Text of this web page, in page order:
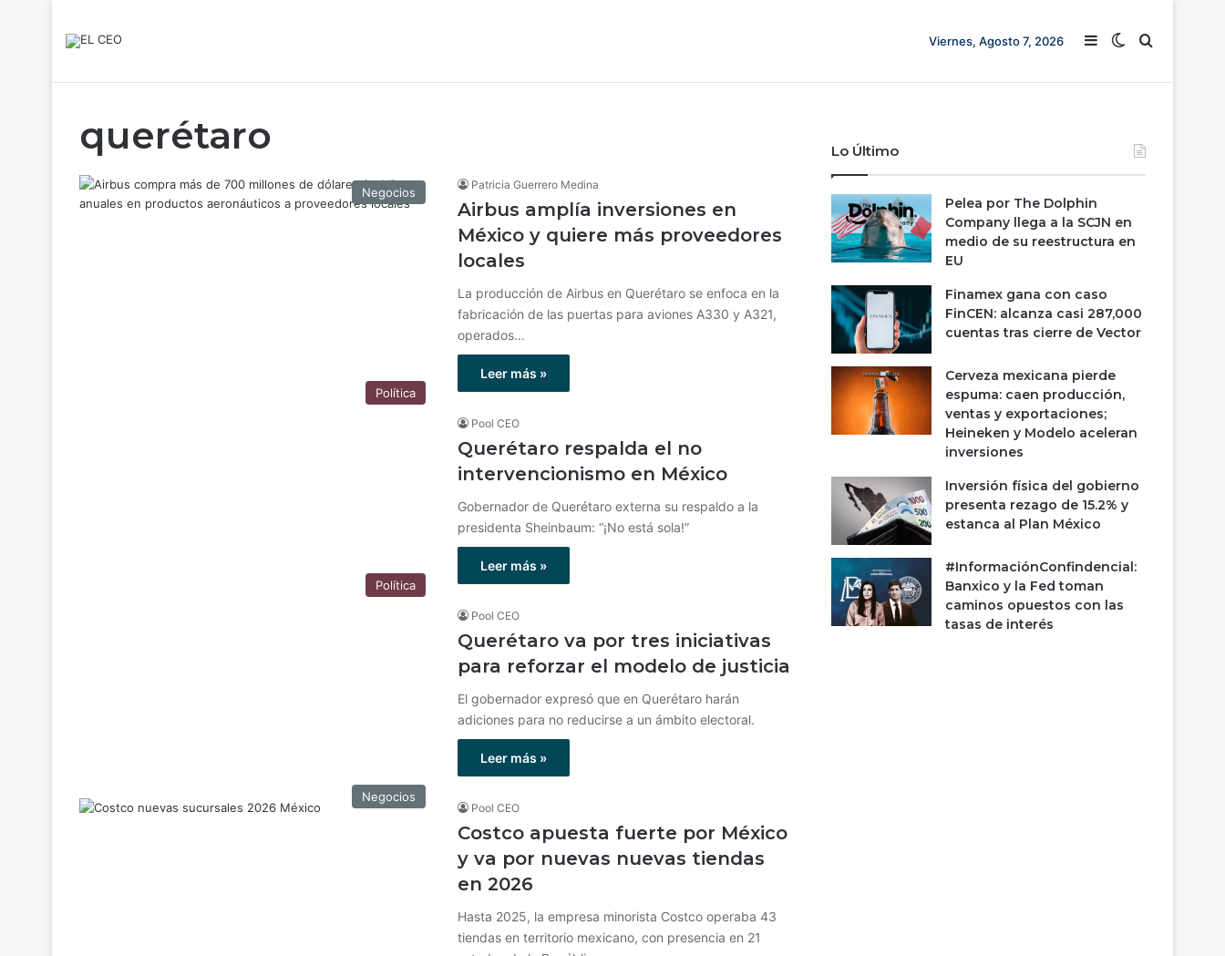
Viernes, Agosto 7, 2026 Barra lateral
Switch skin
Buscar
querétaro
Negocios
Patricia Guerrero Medina
Airbus amplía inversiones en
México y quiere más proveedores
locales
La producción de Airbus en Querétaro se enfoca en la
fabricación de las puertas para aviones A330 y A321,
operados…
Leer más »
Política
Pool CEO
Querétaro respalda el no
intervencionismo en México
Gobernador de Querétaro externa su respaldo a la
presidenta Sheinbaum: “¡No está sola!”
Leer más »
Política
Pool CEO
Querétaro va por tres iniciativas
para reforzar el modelo de justicia
El gobernador expresó que en Querétaro harán
adiciones para no reducirse a un ámbito electoral.
Leer más »
Negocios
Pool CEO
Costco apuesta fuerte por México
y va por nuevas nuevas tiendas
en 2026
Hasta 2025, la empresa minorista Costco operaba 43
tiendas en territorio mexicano, con presencia en 21
Lo Último
Pelea por The Dolphin
Company llega a la SCJN en
medio de su reestructura en
EU
Finamex gana con caso
FinCEN: alcanza casi 287,000
cuentas tras cierre de Vector
Cerveza mexicana pierde
espuma: caen producción,
ventas y exportaciones;
Heineken y Modelo aceleran
inversiones
Inversión física del gobierno
presenta rezago de 15.2% y
estanca al Plan México
#InformaciónConfindencial:
Banxico y la Fed toman
caminos opuestos con las
tasas de interés